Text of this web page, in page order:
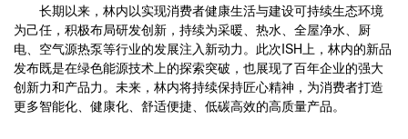
长期以来，林内以实现消费者健康生活与建设可持续生态环境
为己任，积极布局研发创新，持续为采暖、热水、全屋净水、厨
电、空气源热泵等行业的发展注入新动力。此次ISH上，林内的新品
发布既是在绿色能源技术上的探索突破，也展现了百年企业的强大
创新力和产品力。未来，林内将持续保持匠心精神，为消费者打造
更多智能化、健康化、舒适便捷、低碳高效的高质量产品。